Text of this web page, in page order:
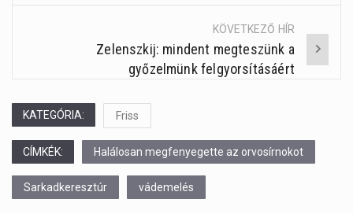
KÖVETKEZŐ HÍR
Zelenszkij: mindent megteszünk a
győzelmünk felgyorsításáért
KATEGÓRIA: Friss
CÍMKÉK: Halálosan megfenyegette az orvosírnokot
Sarkadkeresztúr vádemelés